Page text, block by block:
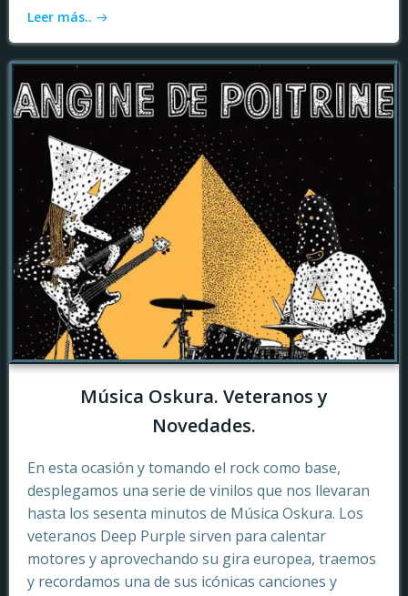
Leer más..
Música Oskura. Veteranos y
Novedades.
En esta ocasión y tomando el rock como base,
desplegamos una serie de vinilos que nos llevaran
hasta los sesenta minutos de Música Oskura. Los
veteranos Deep Purple sirven para calentar
motores y aprovechando su gira europea, traemos
y recordamos una de sus icónicas canciones y